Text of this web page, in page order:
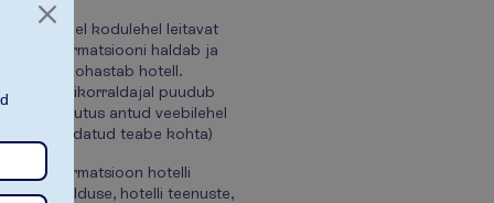
(Sellel kodulehel leitavat
informatsiooni haldab ja
ajakohastab hotell.
Reisikorraldajal puudub
vastutus antud veebilehel
avaldatud teabe kohta)
Informatsioon hotelli
kirjelduse, hotelli teenuste,